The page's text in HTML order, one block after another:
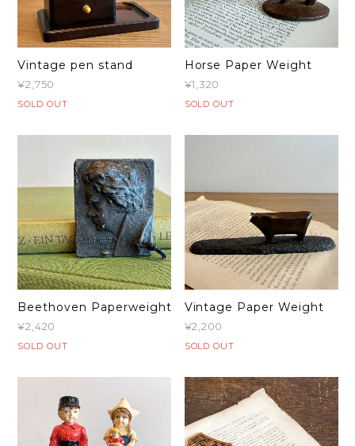
Vintage pen stand
¥2,750
SOLD OUT
Horse Paper Weight
¥1,320
SOLD OUT
Beethoven Paperweight
¥2,420
SOLD OUT
Vintage Paper Weight
¥2,200
SOLD OUT